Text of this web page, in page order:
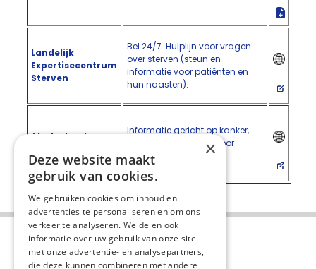
Landelijk
Expertisecentrum
Sterven
Bel 24/7. Hulplijn voor vragen
over sterven (steun en
informatie voor patiënten en
hun naasten).
Als de dood
Informatie gericht op kanker,
maar ook bruikbaar voor
andere ziektebeelden.
×
Deze website maakt
gebruik van cookies.
We gebruiken cookies om inhoud en
advertenties te personaliseren en om ons
verkeer te analyseren. We delen ook
informatie over uw gebruik van onze site
met onze advertentie- en analysepartners,
die deze kunnen combineren met andere